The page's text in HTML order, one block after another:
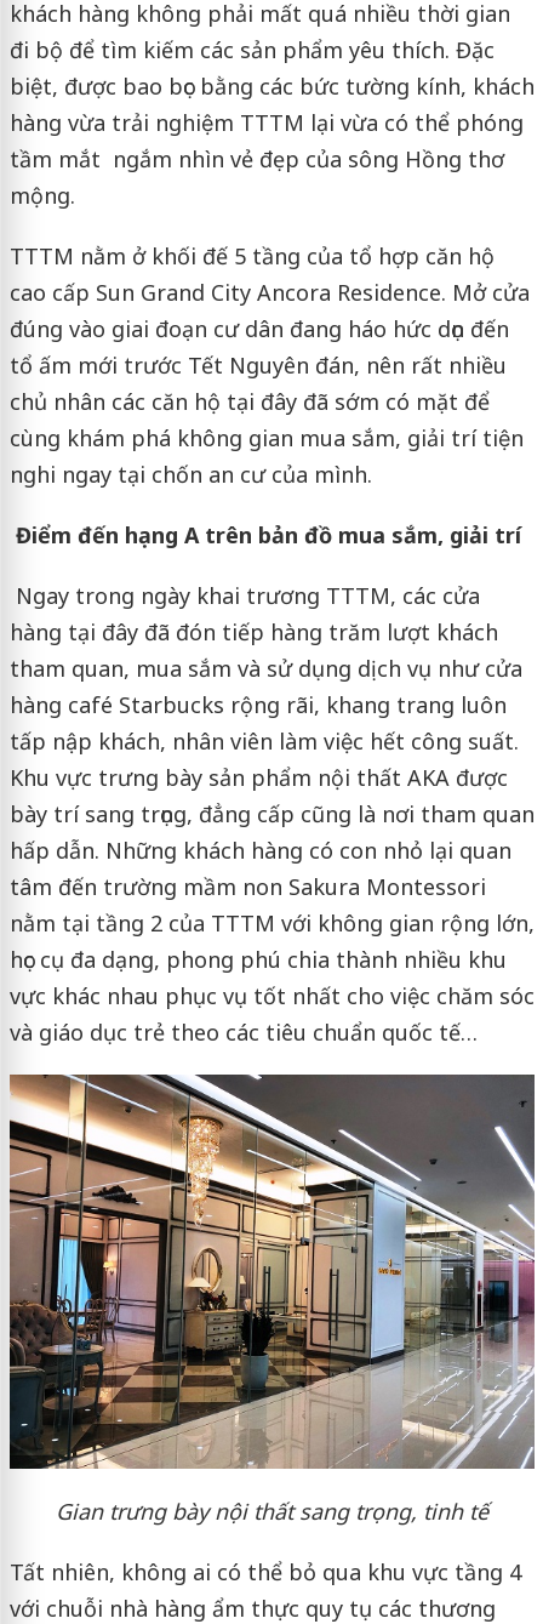
khách hàng không phải mất quá nhiều thời gian
đi bộ để tìm kiếm các sản phẩm yêu thích. Đặc
biệt, được bao bọc bằng các bức tường kính, khách
hàng vừa trải nghiệm TTTM lại vừa có thể phóng
tầm mắt ngắm nhìn vẻ đẹp của sông Hồng thơ
mộng.
TTTM nằm ở khối đế 5 tầng của tổ hợp căn hộ
cao cấp Sun Grand City Ancora Residence. Mở cửa
đúng vào giai đoạn cư dân đang háo hức dọn đến
tổ ấm mới trước Tết Nguyên đán, nên rất nhiều
chủ nhân các căn hộ tại đây đã sớm có mặt để
cùng khám phá không gian mua sắm, giải trí tiện
nghi ngay tại chốn an cư của mình.
Điểm đến hạng A trên bản đồ mua sắm, giải trí
Ngay trong ngày khai trương TTTM, các cửa
hàng tại đây đã đón tiếp hàng trăm lượt khách
tham quan, mua sắm và sử dụng dịch vụ như cửa
hàng café Starbucks rộng rãi, khang trang luôn
tấp nập khách, nhân viên làm việc hết công suất.
Khu vực trưng bày sản phẩm nội thất AKA được
bày trí sang trọng, đẳng cấp cũng là nơi tham quan
hấp dẫn. Những khách hàng có con nhỏ lại quan
tâm đến trường mầm non Sakura Montessori
nằm tại tầng 2 của TTTM với không gian rộng lớn,
học cụ đa dạng, phong phú chia thành nhiều khu
vực khác nhau phục vụ tốt nhất cho việc chăm sóc
và giáo dục trẻ theo các tiêu chuẩn quốc tế…
Gian trưng bày nội thất sang trọng, tinh tế
Tất nhiên, không ai có thể bỏ qua khu vực tầng 4
với chuỗi nhà hàng ẩm thực quy tụ các thương